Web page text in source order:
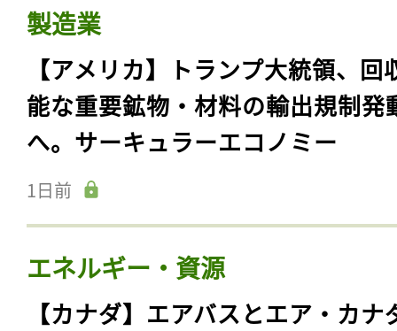
製造業
【アメリカ】トランプ大統領、回
能な重要鉱物・材料の輸出規制発
へ。サーキュラーエコノミー
1日前
エネルギー・資源
【カナダ】エアバスとエア・カナ